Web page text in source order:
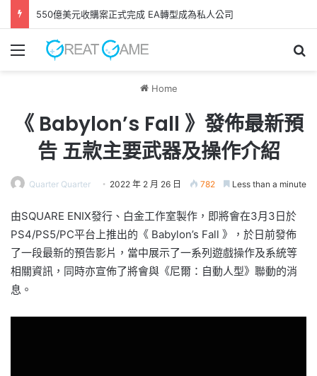
550億美元收購案正式完成 EA轉型成為私人公司
Menu
Home
《 Babylon’s Fall 》發佈最新預
告 五款主要武器及操作介紹
Quarter Quarter 2022 年 2 月 26 日 782 Less than a minute
由SQUARE ENIX發行、白金工作室製作，即將會在3月3日於
PS4/PS5/PC平台上推出的《 Babylon’s Fall 》，於日前發佈
了一段最新的預告影片，當中展示了一系列遊戲操作及系統等
相關資訊，同時亦宣佈了將會與《尼爾：自動人型》聯動的消
息。